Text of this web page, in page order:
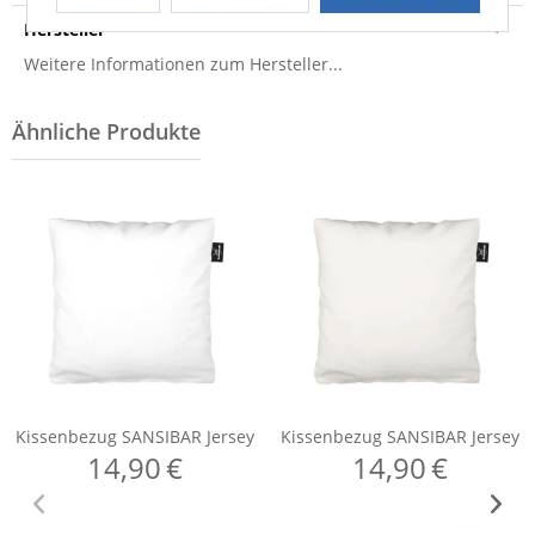
Hersteller
Weitere Informationen zum Hersteller...